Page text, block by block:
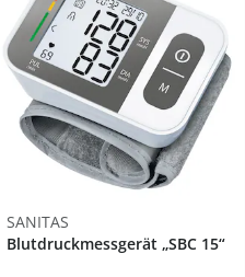
SANITAS
Blutdruckmessgerät „SBC 15“